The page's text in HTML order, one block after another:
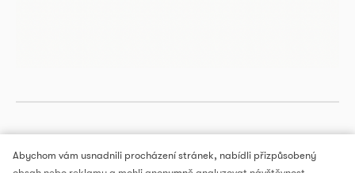
Abychom vám usnadnili procházení stránek, nabídli přizpůsobený